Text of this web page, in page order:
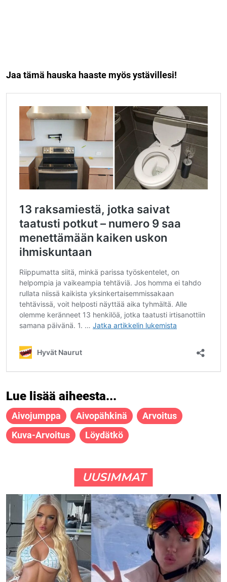
Jaa tämä hauska haaste myös ystävillesi!
Lue lisää aiheesta...
Aivojumppa Aivopähkinä
Arvoitus
Kuva-Arvoitus
Löydätkö
UUSIMMAT